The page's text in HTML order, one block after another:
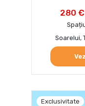
280 €
Soarelui,
Exclusivitate